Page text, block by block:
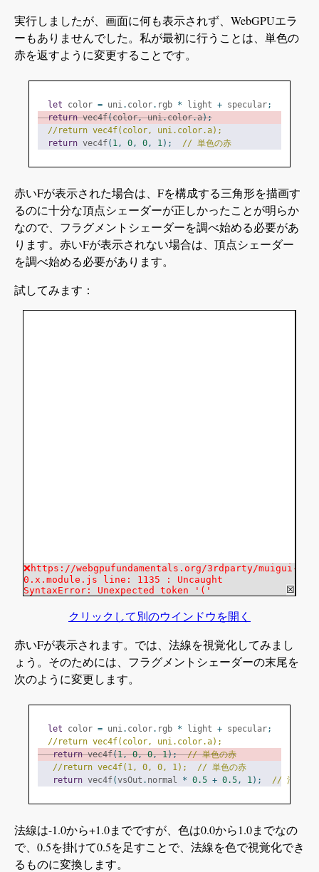
実行しましたが、画面に何も表示されず、WebGPUエラ
ーもありませんでした。私が最初に行うことは、単色の
赤を返すように変更することです。
let color = uni . color. rgb * light + specular;
return vec4f(color, uni.color.a);
//return vec4f(color, uni.color.a);
return vec4f( 1 , 0 , 0 , 1 ); // 単色の赤
赤いFが表示された場合は、Fを構成する三角形を描画す
るのに十分な頂点シェーダーが正しかったことが明らか
なので、フラグメントシェーダーを調べ始める必要があ
ります。赤いFが表示されない場合は、頂点シェーダー
を調べ始める必要があります。
試してみます：
クリックして別のウインドウを開く
赤いFが表示されます。では、法線を視覚化してみまし
ょう。そのためには、フラグメントシェーダーの末尾を
次のように変更します。
let color = uni . color. rgb * light + specular;
//return vec4f(color, uni.color.a);
return vec4f(1, 0, 0, 1);
// 単色の赤
//return vec4f(1, 0, 0, 1);  // 単色の赤
return vec4f(vsOut . normal * 0.5 + 0.5 , 1 ); // 法線
法線は-1.0から+1.0までですが、色は0.0から1.0までなの
で、0.5を掛けて0.5を足すことで、法線を色で視覚化でき
るものに変換します。